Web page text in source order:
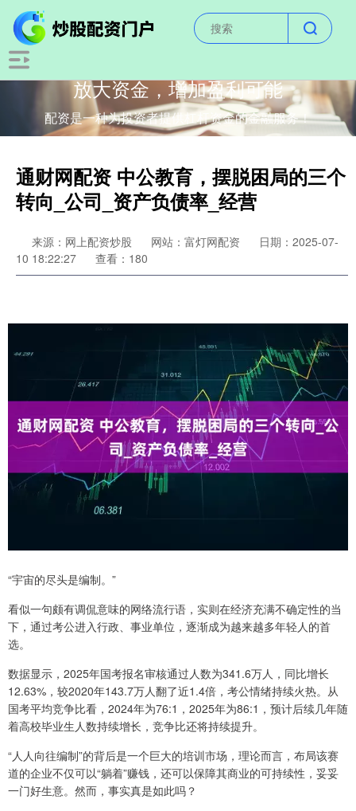
放大资金，增加盈利可能
配资是一种为投资者提供杠杆资金的金融服务！
通财网配资 中公教育，摆脱困局的三个
转向_公司_资产负债率_经营
来源：网上配资炒股 网站：富灯网配资
日期：2025-07-
10 18:22:27
查看：180
“宇宙的尽头是编制。”
看似一句颇有调侃意味的网络流行语，实则在经济充满不确定性的当
下，通过考公进入行政、事业单位，逐渐成为越来越多年轻人的首
选。
数据显示，2025年国考报名审核通过人数为341.6万人，同比增长
12.63%，较2020年143.7万人翻了近1.4倍，考公情绪持续火热。从
国考平均竞争比看，2024年为76:1，2025年为86:1，预计后续几年随
着高校毕业生人数持续增长，竞争比还将持续提升。
“人人向往编制”的背后是一个巨大的培训市场，理论而言，布局该赛
道的企业不仅可以“躺着”赚钱，还可以保障其商业的可持续性，妥妥
一门好生意。然而，事实真是如此吗？